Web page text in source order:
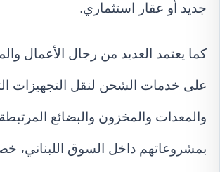
جديد أو عقار استثماري.
كما يعتمد العديد من رجال الأعمال
على خدمات الشحن لنقل التجهيزات
والمعدات والمخزون والبضائع المرتبطة
بمشروعاتهم داخل السوق اللبناني،